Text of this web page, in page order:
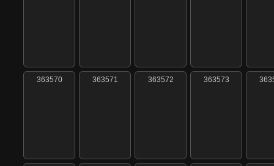
363570 363571 363572 363573